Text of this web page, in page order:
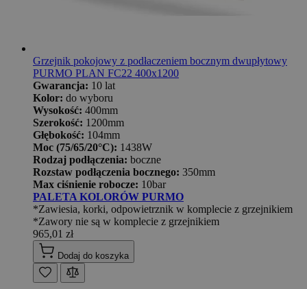
Grzejnik pokojowy z podłaczeniem bocznym dwupłytowy
PURMO PLAN FC22 400x1200
Gwarancja: 10 lat
Kolor: do wyboru
Wysokość: 400mm
Szerokość: 1200mm
Głębokość: 104mm
Moc (75/65/20°C): 1438W
Rodzaj podłączenia: boczne
Rozstaw podłączenia bocznego: 350mm
Max ciśnienie robocze: 10bar
PALETA KOLORÓW PURMO
*Zawiesia, korki, odpowietrznik w komplecie z grzejnikiem
*Zawory nie są w komplecie z grzejnikiem
965,01 zł
Dodaj do koszyka